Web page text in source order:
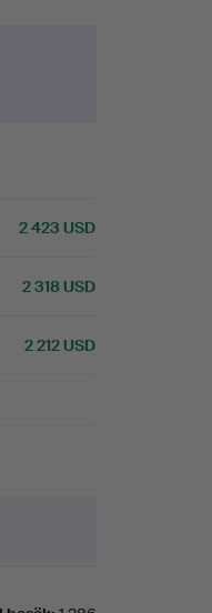
2 423 USD
2 318 USD
2 212 USD